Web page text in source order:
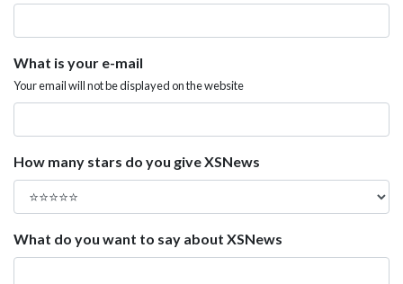
What is your e-mail
Your email will not be displayed on the website
How many stars do you give XSNews
What do you want to say about XSNews